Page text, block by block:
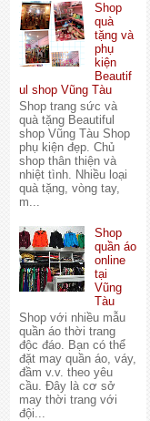
Shop
quà
tặng và
phụ
kiện
Beautif
ul shop Vũng Tàu
Shop trang sức và
quà tặng Beautiful
shop Vũng Tàu Shop
phụ kiện đẹp. Chủ
shop thân thiện và
nhiệt tình. Nhiều loại
quà tặng, vòng tay,
m...
Shop
quần áo
online
tại
Vũng
Tàu
Shop với nhiều mẫu
quần áo thời trang
độc đáo. Bạn có thể
đặt may quần áo, váy,
đầm v.v. theo yêu
cầu. Đây là cơ sở
may thời trang với
đội...